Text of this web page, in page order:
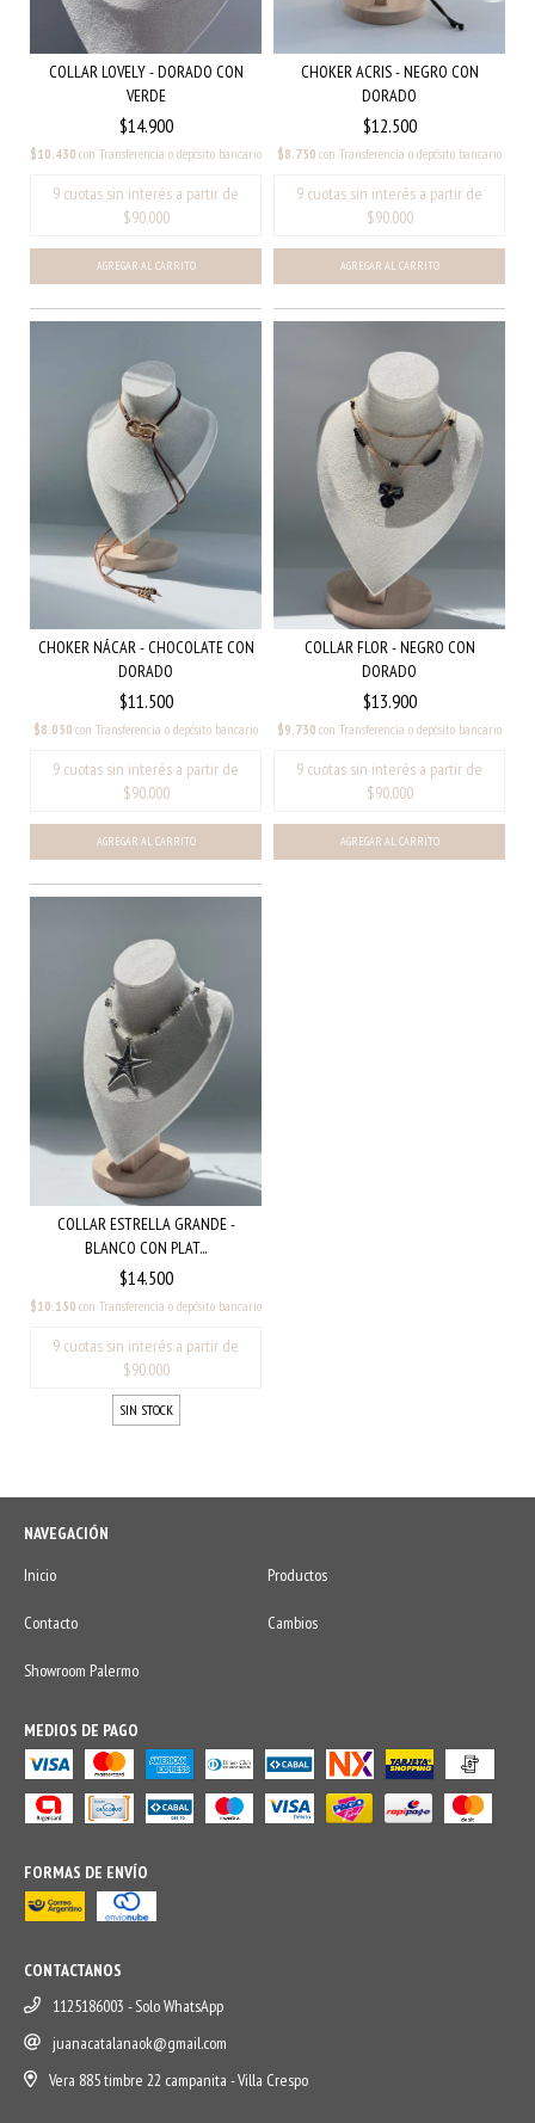
COLLAR LOVELY - DORADO CON
VERDE
$14.900
$10.430 con Transferencia o depósito bancario
CHOKER ACRIS - NEGRO CON
DORADO
$12.500
$8.750 con Transferencia o depósito bancario
CHOKER NÁCAR - CHOCOLATE CON
DORADO
$11.500
$8.050 con Transferencia o depósito bancario
COLLAR FLOR - NEGRO CON
DORADO
$13.900
$9.730 con Transferencia o depósito bancario
COLLAR ESTRELLA GRANDE -
BLANCO CON PLAT...
$14.500
$10.150 con Transferencia o depósito bancario
SIN STOCK
NAVEGACIÓN
Inicio
Productos
Contacto Cambios
Showroom Palermo
MEDIOS DE PAGO
FORMAS DE ENVÍO
CONTACTANOS
1125186003 - Solo WhatsApp
juanacatalanaok@gmail.com
Vera 885 timbre 22 campanita - Villa Crespo